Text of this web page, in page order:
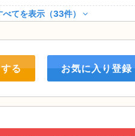
べてを表示（33件）
る お気に入り登録